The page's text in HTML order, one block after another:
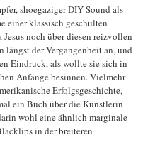
shoegaziger DIY-Sound als
einer klassisch geschulten
noch über diesen reizvollen
längst der Vergangenheit an, und
Eindruck, als wollte sie sich in
Anfänge besinnen. Vielmehr
Erfolgsgeschichte,
ein Buch über die Künstlerin
wohl eine ähnlich marginale
in der breiteren